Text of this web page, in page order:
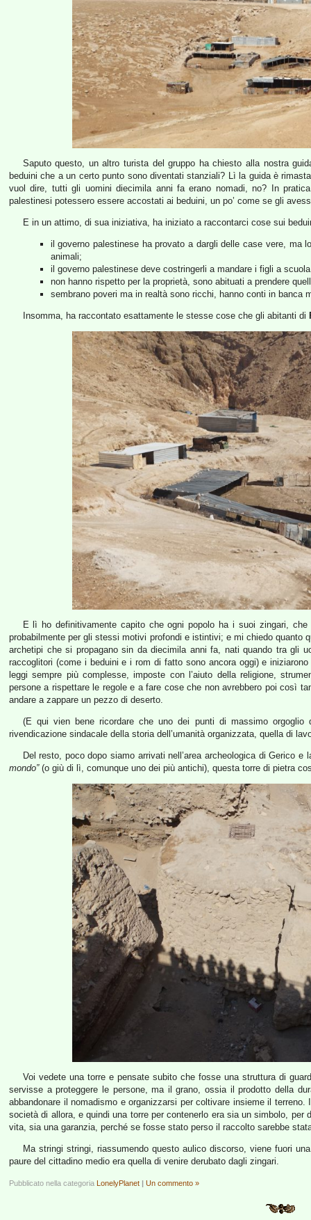
Saputo questo, un altro turista del gruppo ha chiesto alla nostra
beduini che a un certo punto sono diventati stanziali? Lì la guida è
vuol dire, tutti gli uomini diecimila anni fa erano nomadi, no? In
palestinesi potessero essere accostati ai beduini, un po’ come se gli
E in un attimo, di sua iniziativa, ha iniziato a raccontarci cose sui
il governo palestinese ha provato a dargli delle case vere, ma
animali;
il governo palestinese deve costringerli a mandare i figli a
non hanno rispetto per la proprietà, sono abituati a prendere
sembrano poveri ma in realtà sono ricchi, hanno conti in banca
Insomma, ha raccontato esattamente le stesse cose che gli abitanti di
E lì ho definitivamente capito che ogni popolo ha i suoi zingari,
probabilmente per gli stessi motivi profondi e istintivi; e mi chiedo quanto
archetipi che si propagano sin da diecimila anni fa, nati quando tra gli
raccoglitori (come i beduini e i rom di fatto sono ancora oggi) e
leggi sempre più complesse, imposte con l’aiuto della religione,
persone a rispettare le regole e a fare cose che non avrebbero poi così
andare a zappare un pezzo di deserto.
(E qui vien bene ricordare che uno dei punti di massimo orgoglio
rivendicazione sindacale della storia dell’umanità organizzata, quella di
Del resto, poco dopo siamo arrivati nell’area archeologica di Gerico
mondo”(o giù di lì, comunque uno dei più antichi), questa torre di pietra
Voi vedete una torre e pensate subito che fosse una struttura di
servisse a proteggere le persone, ma il grano, ossia il prodotto della
abbandonare il nomadismo e organizzarsi per coltivare insieme il
società di allora, e quindi una torre per contenerlo era sia un simbolo,
vita, sia una garanzia, perché se fosse stato perso il raccolto sarebbe
Ma stringi stringi, riassumendo questo aulico discorso, viene fuori
paure del cittadino medio era quella di venire derubato dagli zingari.
Pubblicato nella categoria LonelyPlanet | Un commento »